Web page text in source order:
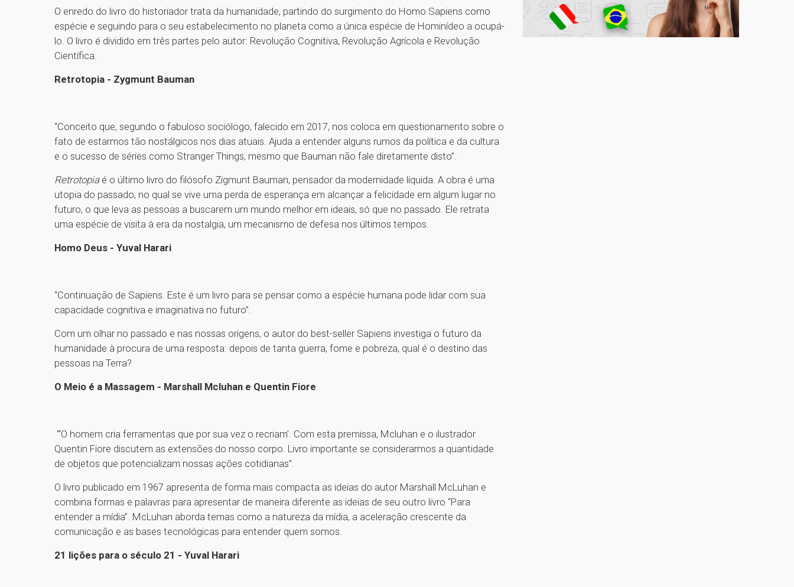
O enredo do livro do historiador trata da humanidade, partindo do surgimento do Homo Sapiens como
espécie e seguindo para o seu estabelecimento no planeta como a única espécie de Hominídeo a ocupá-
lo. O livro é dividido em três partes pelo autor: Revolução Cognitiva, Revolução Agrícola e Revolução
Científica.
Retrotopia - Zygmunt Bauman
“Conceito que, segundo o fabuloso sociólogo, falecido em 2017, nos coloca em questionamento sobre o
fato de estarmos tão nostálgicos nos dias atuais. Ajuda a entender alguns rumos da política e da cultura
e o sucesso de séries como Stranger Things, mesmo que Bauman não fale diretamente disto”.
Retrotopiaé o último livro do filósofo Zigmunt Bauman, pensador da modernidade líquida. A obra é uma
utopia do passado, no qual se vive uma perda de esperança em alcançar a felicidade em algum lugar no
futuro, o que leva as pessoas a buscarem um mundo melhor em ideais, só que no passado. Ele retrata
uma espécie de visita à era da nostalgia, um mecanismo de defesa nos últimos tempos.
Homo Deus - Yuval Harari
“Continuação de Sapiens. Este é um livro para se pensar como a espécie humana pode lidar com sua
capacidade cognitiva e imaginativa no futuro”.
Com um olhar no passado e nas nossas origens, o autor do best-seller Sapiens investiga o futuro da
humanidade à procura de uma resposta: depois de tanta guerra, fome e pobreza, qual é o destino das
pessoas na Terra?
O Meio é a Massagem - Marshall Mcluhan e Quentin Fiore
“‘O homem cria ferramentas que por sua vez o recriam’. Com esta premissa, Mcluhan e o ilustrador
Quentin Fiore discutem as extensões do nosso corpo. Livro importante se considerarmos a quantidade
de objetos que potencializam nossas ações cotidianas”.
O livro publicado em 1967 apresenta de forma mais compacta as ideias do autor Marshall McLuhan e
combina formas e palavras para apresentar de maneira diferente as ideias de seu outro livro “Para
entender a mídia”. McLuhan aborda temas como a natureza da mídia, a aceleração crescente da
comunicação e as bases tecnológicas para entender quem somos.
21 lições para o século 21 - Yuval Harari